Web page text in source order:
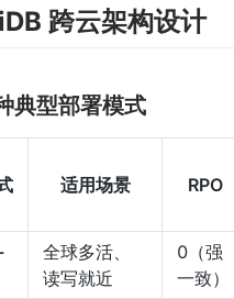
跨云架构设计
典型部署模式
适用场景 RPO
全球多活、
读写就近
0（强
一致）